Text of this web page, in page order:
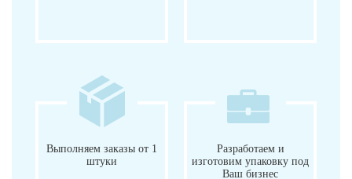
Выполняем заказы от 1
штуки
Разработаем и
изготовим упаковку под
Ваш бизнес